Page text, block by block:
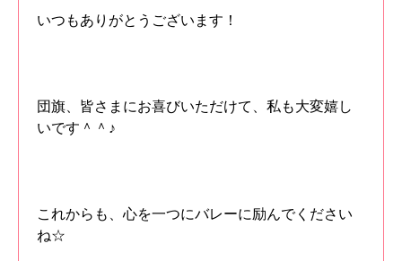
いつもありがとうございます！
団旗、皆さまにお喜びいただけて、私も大変嬉し
いです＾＾♪
これからも、心を一つにバレーに励んでください
ね☆